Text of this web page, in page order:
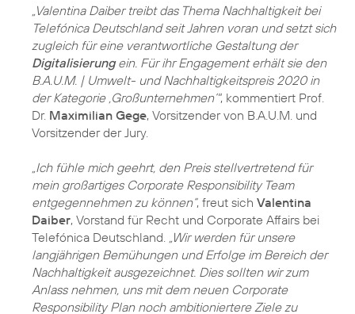
„Valentina Daiber treibt das Thema Nachhaltigkeit bei
Telefónica Deutschland seit Jahren voran und setzt sich
zugleich für eine verantwortliche Gestaltung der
Digitalisierungein. Für ihr Engagement erhält sie den
B.A.U.M. | Umwelt- und Nachhaltigkeitspreis 2020 in
der Kategorie ,Großunternehmen‘", kommentiert Prof.
Dr. Maximilian Gege, Vorsitzender von B.A.U.M. und
Vorsitzender der Jury.
„Ich fühle mich geehrt, den Preis stellvertretend für
mein großartiges Corporate Responsibility Team
entgegennehmen zu können“, freut sich Valentina
Daiber, Vorstand für Recht und Corporate Affairs bei
Telefónica Deutschland.
„Wir werden für unsere
langjährigen Bemühungen und Erfolge im Bereich der
Nachhaltigkeit ausgezeichnet. Dies sollten wir zum
Anlass nehmen, uns mit dem neuen Corporate
Responsibility Plan noch ambitioniertere Ziele zu